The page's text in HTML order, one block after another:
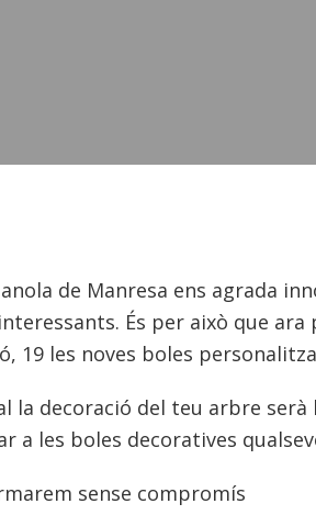
de Manresa ens agrada
És per això que
19 les noves boles
la decoració del teu arbre
a les boles decoratives
sense compromís